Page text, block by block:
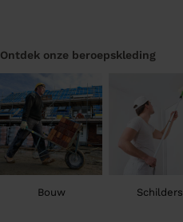
Ontdek onze beroepskleding
Bouw Schilders